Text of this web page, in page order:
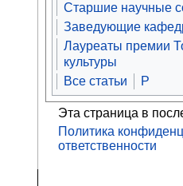
Старшие научные
Заведующие
Лауреаты премии
культуры
Все статьи
Р
Эта страница в
Политика
ответственности